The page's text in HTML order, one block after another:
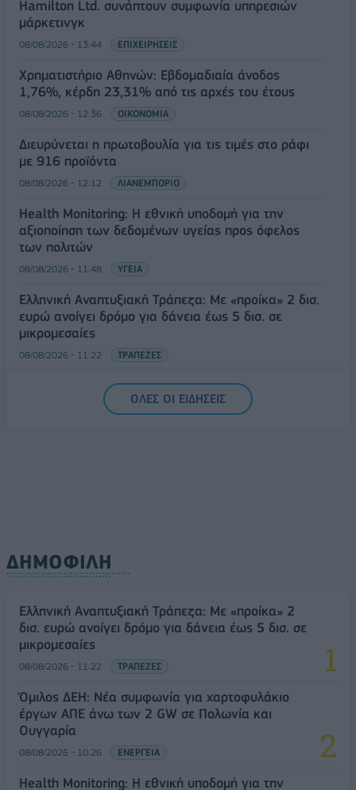
Hamilton Ltd. συνάπτουν συμφωνία υπηρεσιών
μάρκετινγκ
08/08/2026 - 13:44 ΕΠΙΧΕΙΡΗΣΕΙΣ
Χρηματιστήριο Αθηνών: Εβδομαδιαία άνοδος
1,76%, κέρδη 23,31% από τις αρχές του έτους
08/08/2026 - 12:36 ΟΙΚΟΝΟΜΙΑ
Διευρύνεται η πρωτοβουλία για τις τιμές στο ράφι
με 916 προϊόντα
08/08/2026 - 12:12 ΛΙΑΝΕΜΠΟΡΙΟ
Health Monitoring: Η εθνική υποδομή για την
αξιοποίηση των δεδομένων υγείας προς όφελος
των πολιτών
08/08/2026 - 11:48 ΥΓΕΙΑ
Ελληνική Αναπτυξιακή Τράπεζα: Με «προίκα» 2 δισ.
ευρώ ανοίγει δρόμο για δάνεια έως 5 δισ. σε
μικρομεσαίες
08/08/2026 - 11:22 ΤΡΑΠΕΖΕΣ
5G παντού, 6G στον ορίζοντα: Πού βρίσκεται η
Ελλάδα στη μεγάλη τεχνολογική μετάβαση
ΟΛΕΣ ΟΙ ΕΙΔΗΣΕΙΣ
ΔΗΜΟΦΙΛΗ
Ελληνική Αναπτυξιακή Τράπεζα: Με «προίκα» 2
δισ. ευρώ ανοίγει δρόμο για δάνεια έως 5 δισ. σε
μικρομεσαίες
08/08/2026 - 11:22 ΤΡΑΠΕΖΕΣ
Όμιλος ΔΕΗ: Νέα συμφωνία για χαρτοφυλάκιο
έργων ΑΠΕ άνω των 2 GW σε Πολωνία και
Ουγγαρία
08/08/2026 - 10:26 ΕΝΕΡΓΕΙΑ
Health Monitoring: Η εθνική υποδομή για την